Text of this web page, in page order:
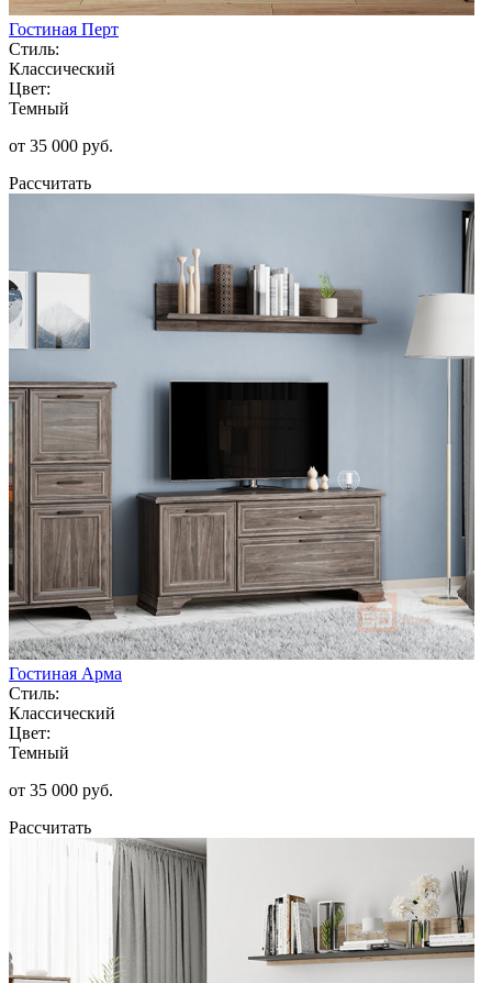
Гостиная Перт
Стиль:
Классический
Цвет:
Темный
от 35 000 руб.
Рассчитать
Гостиная Арма
Стиль:
Классический
Цвет:
Темный
от 35 000 руб.
Рассчитать